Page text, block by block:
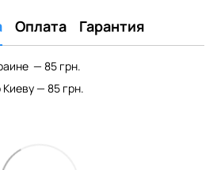
Оплата Гарантия
— 85 грн.
— 85 грн.